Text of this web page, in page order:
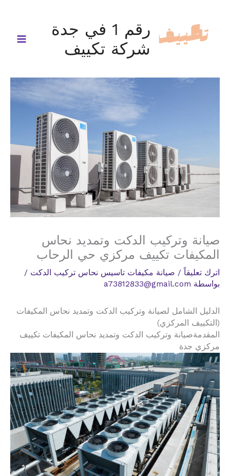
المحتوى
رقم 1 في جدة
شركة تكييف
صيانة وتركيب الدكت وتمديد نحاس
المكيفات تكييف مركزي حي الرحاب
اترك تعليقاً / صيانة مكيفات تاسيس نحاس تركيب الدكت /
بواسطة a73812833@gmail.com
الدليل الشامل لصيانة وتركيب الدكت وتمديد نحاس المكيفات
(التكييف المركزي)
المقدمةصيانة وتركيب الدكت وتمديد نحاس المكيفات تكييف
مركزي جدة